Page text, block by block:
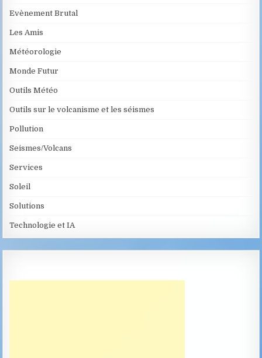
Evènement Brutal
Les Amis
Météorologie
Monde Futur
Outils Météo
Outils sur le volcanisme et les séismes
Pollution
Seismes/Volcans
Services
Soleil
Solutions
Technologie et IA